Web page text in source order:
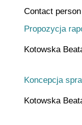
Contact
Propozycja
Kotowska
Koncepcja
Kotowska